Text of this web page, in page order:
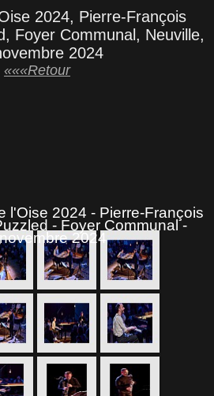
2024, Pierre-François
Foyer Communal, Neuville,
2024
«««Retour
l'Oise 2024 - Pierre-François
- Foyer Communal -
2024